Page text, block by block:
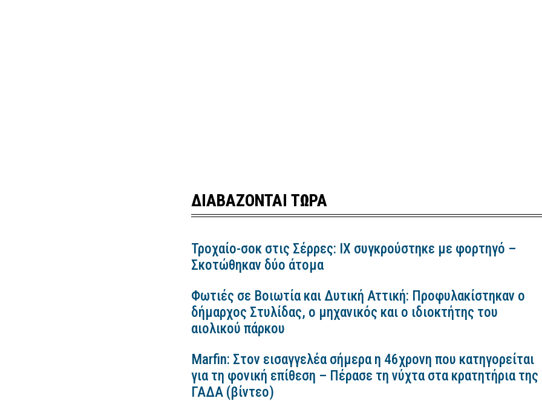
ΔΙΑΒΑΖΟΝΤΑΙ ΤΩΡΑ
Τροχαίο-σοκ στις Σέρρες: ΙΧ συγκρούστηκε με φορτηγό –
Σκοτώθηκαν δύο άτομα
Φωτιές σε Βοιωτία και Δυτική Αττική: Προφυλακίστηκαν ο
δήμαρχος Στυλίδας, ο μηχανικός και ο ιδιοκτήτης του
αιολικού πάρκου
Marfin: Στον εισαγγελέα σήμερα η 46χρονη που κατηγορείται
για τη φονική επίθεση – Πέρασε τη νύχτα στα κρατητήρια της
ΓΑΔΑ (βίντεο)